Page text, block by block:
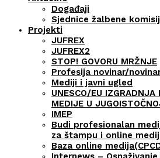
Događaji
Sjednice žalbene
Projekti
JUFREX
JUFREX2
STOP! GOVORU MRŽNJE
Profesija novinar/
Mediji i javni ugled
UNESCO/EU IZGRADNJA
MEDIJE U
IMEP
Budi profesionalan
za štampu i online
Baza online